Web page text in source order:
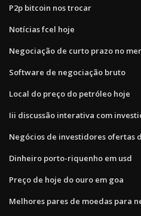
P2p bitcoin nos trocar
Notícias fcel hoje
Negociação de curto prazo no
Software de negociação bruto
Local do preço do petróleo hoje
Iii discussão interativa com
Negócios de investidores ofertas
Dinheiro porto-riquenho em usd
Preço de hoje do ouro em goa
Melhores pares de moedas para